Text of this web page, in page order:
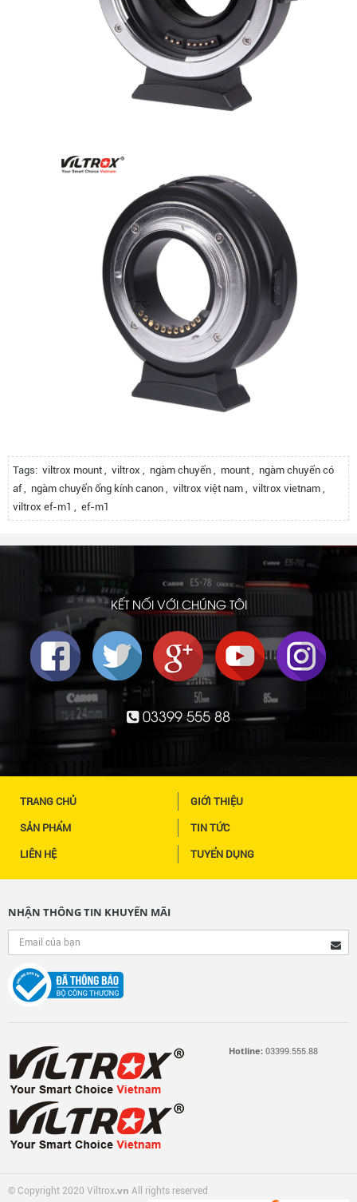
Tags: viltrox mount , viltrox , ngàm chuyển , mount , ngàm chuyển có
af, ngàm chuyển ống kính canon , viltrox việt nam , viltrox vietnam ,
viltrox ef-m1 , ef-m1
KẾT NỐI VỚI CHÚNG TÔI
03399 555 88
TRANG CHỦ GIỚI THIỆU
SẢN PHẨM TIN TỨC
LIÊN HỆ TUYỂN DỤNG
NHẬN THÔNG TIN KHUYẾN MÃI
Hotline: 03399.555.88
© Copyright 2020 Viltrox.vn All rights reserved